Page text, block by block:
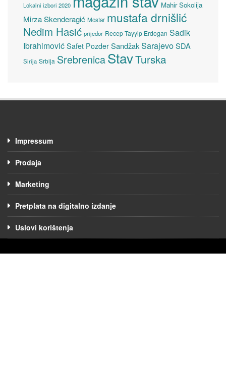
Lokalni izbori 2020 Mahir Sokolija
Mirza Skenderagić Mostar mustafa drnišlić
Nedim Hasić prijedor Recep Tayyip Erdogan Sadik
Ibrahimović Safet Pozder SandžakSarajevoSDA
Sirija Srbija SrebrenicaStavTurska
Impressum
Prodaja
Marketing
Pretplata na digitalno izdanje
Uslovi korištenja